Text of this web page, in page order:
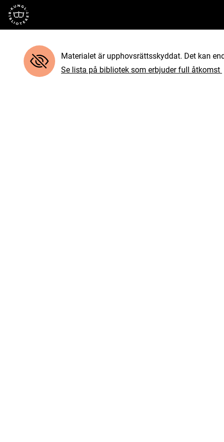
Till startsidan
Materialet är upphovsrättsskyddat. Det kan
Se lista på bibliotek som erbjuder full åtkomst